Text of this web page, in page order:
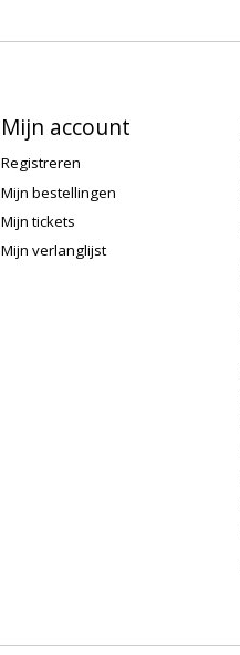
Mijn account
Registreren
Mijn bestellingen
Mijn tickets
Mijn verlanglijst